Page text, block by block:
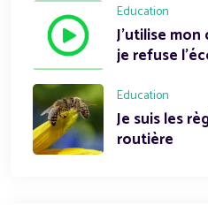
Education
J'utilise
je refuse
Education
Je suis les
routière